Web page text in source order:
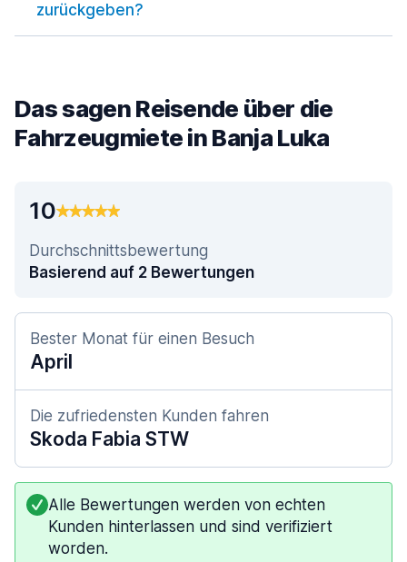
zurückgeben?
Das sagen Reisende über die
Fahrzeugmiete in Banja Luka
10
Durchschnittsbewertung
Basierend auf 2 Bewertungen
Bester Monat für einen Besuch
April
Die zufriedensten Kunden fahren
Skoda Fabia STW
Alle Bewertungen werden von echten
Kunden hinterlassen und sind verifiziert
worden.